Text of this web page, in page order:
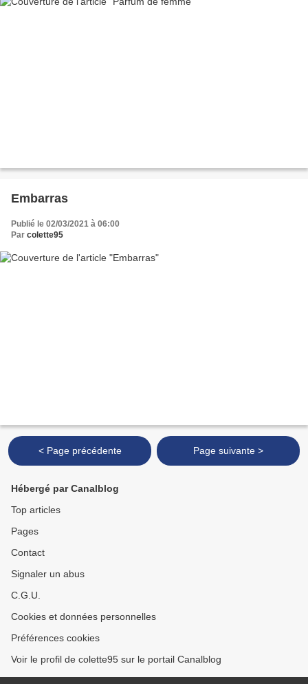
Embarras
Publié le 02/03/2021 à 06:00
Par colette95
< Page précédente Page suivante >
Hébergé par Canalblog
Top articles
Pages
Contact
Signaler un abus
C.G.U.
Cookies et données personnelles
Préférences cookies
Voir le profil de colette95 sur le portail Canalblog